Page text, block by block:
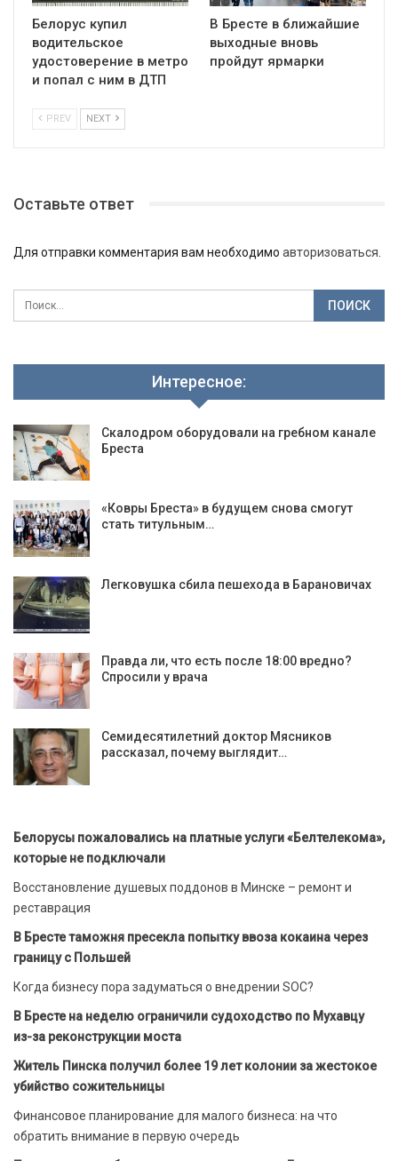
Белорус купил
водительское
удостоверение в метро
и попал с ним в ДТП
В Бресте в ближайшие
выходные вновь
пройдут ярмарки
PREV NEXT
Оставьте ответ
Для отправки комментария вам необходимо авторизоваться
Интересное:
Скалодром оборудовали на гребном канале
Бреста
«Ковры Бреста» в будущем снова смогут
стать титульным…
Легковушка сбила пешехода в Барановичах
Правда ли, что есть после 18:00 вредно?
Спросили у врача
Семидесятилетний доктор Мясников
рассказал, почему выглядит…
Белорусы пожаловались на платные услуги «Белтелекома»,
которые не подключали
Восстановление душевых поддонов в Минске – ремонт и
реставрация
В Бресте таможня пресекла попытку ввоза кокаина через
границу с Польшей
Когда бизнесу пора задуматься о внедрении SOC?
В Бресте на неделю ограничили судоходство по Мухавцу
из-за реконструкции моста
Житель Пинска получил более 19 лет колонии за жестокое
убийство сожительницы
Финансовое планирование для малого бизнеса: на что
обратить внимание в первую очередь